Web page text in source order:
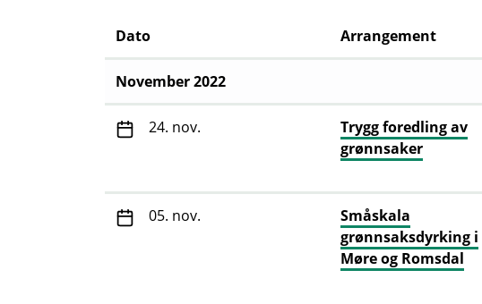
Dato Arrangement
November 2022
24. nov.
Trygg foredling av
grønnsaker
05. nov.
Småskala
grønnsaksdyrking i
Møre og Romsdal